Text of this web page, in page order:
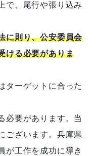
で、尾行や張り込み
に則り、公安委員会
ける必要がありま
ターゲットに合った
必要があります。当
ございます。兵庫県
が工作を成功に導き